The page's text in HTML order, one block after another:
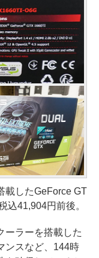
したGeForce GT
込41,904円前後。
ラーを搭載した
ンスなど、144時